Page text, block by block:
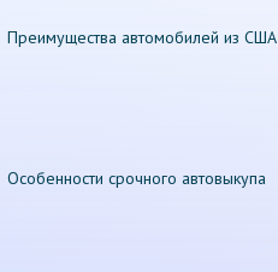
Преимущества автомобилей из США
Особенности срочного автовыкупа